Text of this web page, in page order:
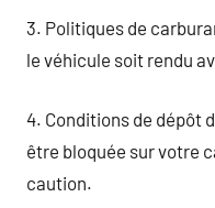
3. Politiques de
le véhicule soit rendu
4. Conditions de dépôt
être bloquée sur votre
caution.